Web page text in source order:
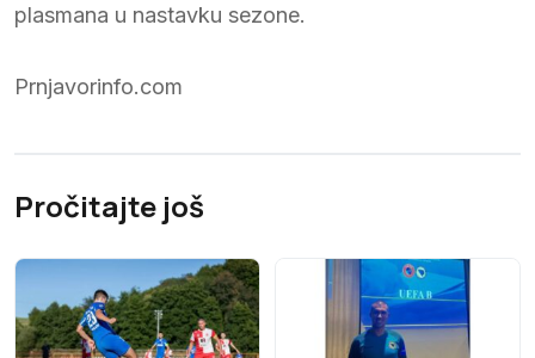
plasmana u nastavku sezone.
Prnjavorinfo.com
Pročitajte još